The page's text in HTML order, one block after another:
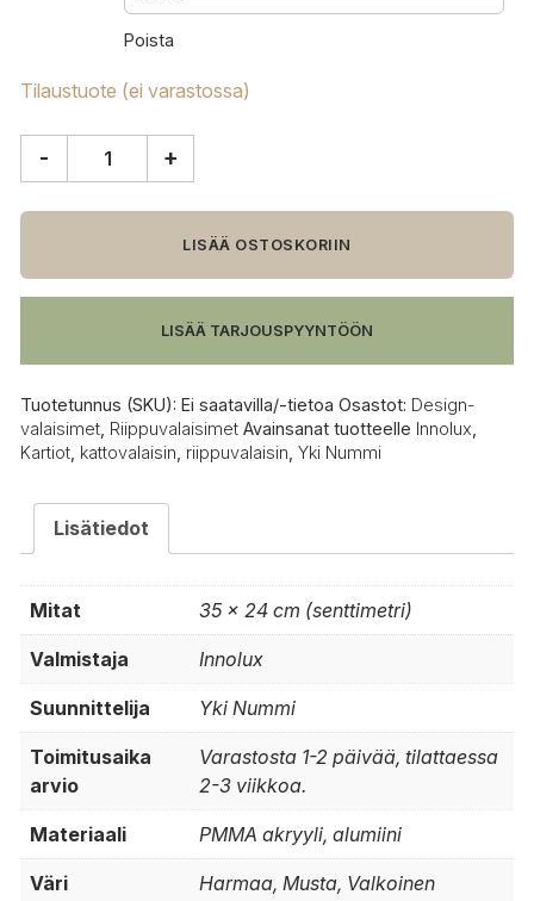
Poista
Tilaustuote (ei varastossa)
riippuvalaisin
- +
LISÄÄ OSTOSKORIIN
LISÄÄ TARJOUSPYYNTÖÖN
Tuotetunnus (SKU): Ei saatavilla/-tietoa Osastot: Design-
valaisimet Riippuvalaisimet Avainsanat tuotteelle Innolux
Kartiot kattovalaisin riippuvalaisin Yki Nummi
Lisätiedot
Mitat 35 × 24 cm (senttimetri)
Valmistaja Innolux
Suunnittelija Yki Nummi
Toimitusaika
arvio
Varastosta 1-2 päivää, tilattaessa
2-3 viikkoa.
Materiaali PMMA akryyli, alumiini
Väri Harmaa, Musta, Valkoinen